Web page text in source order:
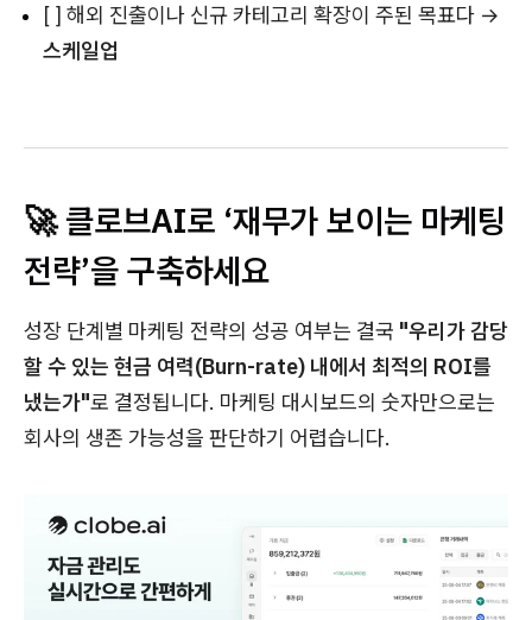
[ ] 해외 진출이나 신규 카테고리 확장이 주된 목표다 →
스케일업
🚀 클로브AI로 ‘재무가 보이는 마케팅
전략’을 구축하세요
성장 단계별 마케팅 전략의 성공 여부는 결국 "우리가 감당
할 수 있는 현금 여력(Burn-rate) 내에서 최적의 ROI를
냈는가"로 결정됩니다. 마케팅 대시보드의 숫자만으로는
회사의 생존 가능성을 판단하기 어렵습니다.